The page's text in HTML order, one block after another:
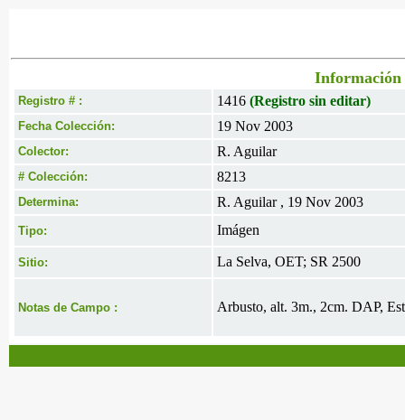
Información
Registro # : 1416 (Registro sin editar)
Fecha Colección: 19 Nov 2003
Colector: R. Aguilar
# Colección: 8213
Determina: R. Aguilar , 19 Nov 2003
Tipo: Imágen
Sitio: La Selva, OET; SR 2500
Notas de Campo : Arbusto, alt. 3m., 2cm. DAP,